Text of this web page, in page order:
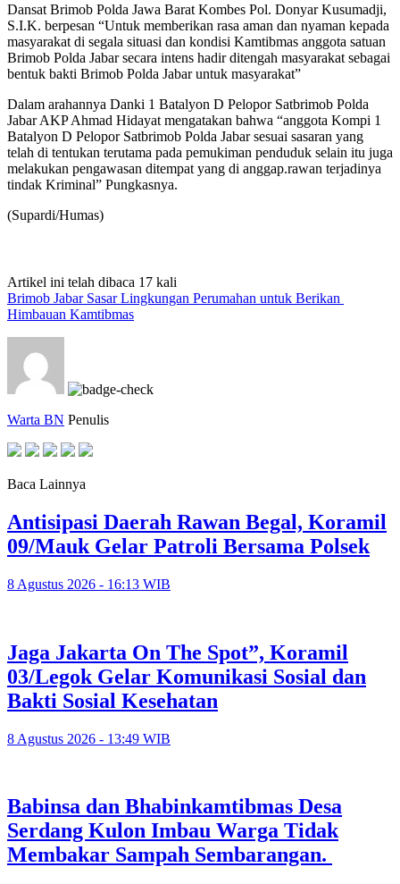
Dansat Brimob Polda Jawa Barat Kombes Pol. Donyar Kusumadji,
S.I.K. berpesan “Untuk memberikan rasa aman dan nyaman kepada
masyarakat di segala situasi dan kondisi Kamtibmas anggota satuan
Brimob Polda Jabar secara intens hadir ditengah masyarakat sebagai
bentuk bakti Brimob Polda Jabar untuk masyarakat”
Dalam arahannya Danki 1 Batalyon D Pelopor Satbrimob Polda
Jabar AKP Ahmad Hidayat mengatakan bahwa “anggota Kompi 1
Batalyon D Pelopor Satbrimob Polda Jabar sesuai sasaran yang
telah di tentukan terutama pada pemukiman penduduk selain itu juga
melakukan pengawasan ditempat yang di anggap.rawan terjadinya
tindak Kriminal” Pungkasnya.
(Supardi/Humas)
Artikel ini telah dibaca 17 kali
Brimob Jabar Sasar Lingkungan Perumahan untuk Berikan
Himbauan Kamtibmas
Warta BN Penulis
Baca Lainnya
Antisipasi Daerah Rawan Begal, Koramil
09/Mauk Gelar Patroli Bersama Polsek
8 Agustus 2026 - 16:13 WIB
Jaga Jakarta On The Spot”, Koramil
03/Legok Gelar Komunikasi Sosial dan
Bakti Sosial Kesehatan
8 Agustus 2026 - 13:49 WIB
Babinsa dan Bhabinkamtibmas Desa
Serdang Kulon Imbau Warga Tidak
Membakar Sampah Sembarangan.